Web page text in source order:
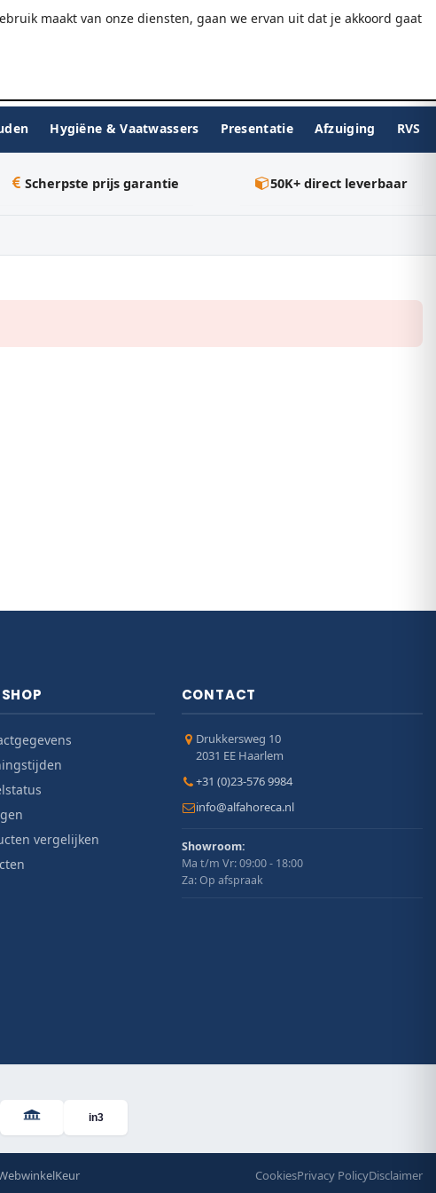
maakt van onze diensten, gaan we ervan uit dat je akkoord gaat
★★★★★9.7/10WebwinkelKeur Gratis verzending v.a. €75
Hygiëne & Vaatwassers Presentatie Afzuiging RVS
Scherpste prijs garantie 50K+ direct leverbaar
vergelijken
CONTACT
Drukkersweg 10
2031 EE Haarlem
+31 (0)23-576 9984
info@alfahoreca.nl
Showroom:
Ma t/m Vr: 09:00 - 18:00
Za: Op afspraak
in3
CookiesPrivacy PolicyDisclaimer